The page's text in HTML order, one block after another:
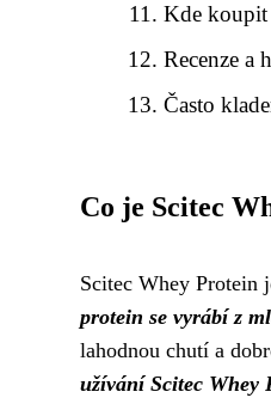
Kde koupit
Recenze a
Často
Co je Scitec
Scitec Whey Protein
protein se vyrábí z
lahodnou chutí a
užívání Scitec Whey